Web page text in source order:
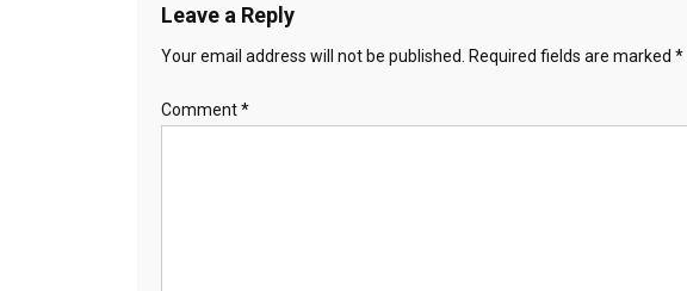
Leave a Reply
Your email address will not be published. Required fields are marked *
Comment*